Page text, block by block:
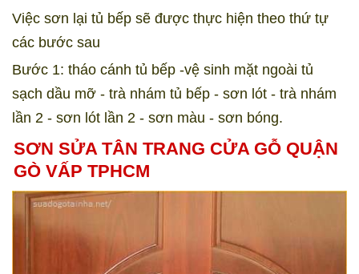
Việc sơn lại tủ bếp sẽ được thực hiện theo thứ tự
các bước sau
Bước 1: tháo cánh tủ bếp -vệ sinh mặt ngoài tủ
sạch dầu mỡ - trà nhám tủ bếp - sơn lót - trà nhám
lần 2 - sơn lót lần 2 - sơn màu - sơn bóng.
SƠN SỬA TÂN TRANG CỬA GỖ QUẬN
GÒ VẤP TPHCM